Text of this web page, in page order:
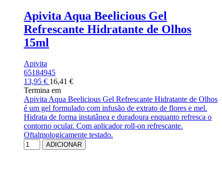
Apivita Aqua Beelicious Gel
Refrescante Hidratante de Olhos
15ml
Apivita
65184945
13,95 € 16,41 €
Termina em
Apivita Aqua Beelicious Gel Refrescante Hidratante de Olhos
é um gel formulado com infusão de extrato de flores e mel.
Hidrata de forma instatânea e duradoura enquanto refresca o
contorno ocular. Com aplicador roll-on refrescante.
Oftalmologicamente testado.
ADICIONAR